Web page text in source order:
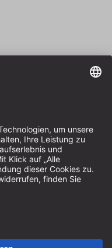
innerhalb